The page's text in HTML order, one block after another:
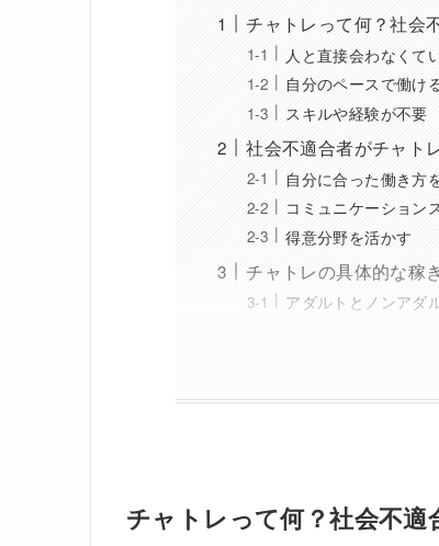
チャトレって何？社会
人と直接会わなくて
自分のペースで働け
スキルや経験が不要
社会不適合者がチャト
自分に合った働き方
コミュニケーション
得意分野を活かす
チャトレの具体的な稼
アダルトとノンアダ
チャトレって何？社会不